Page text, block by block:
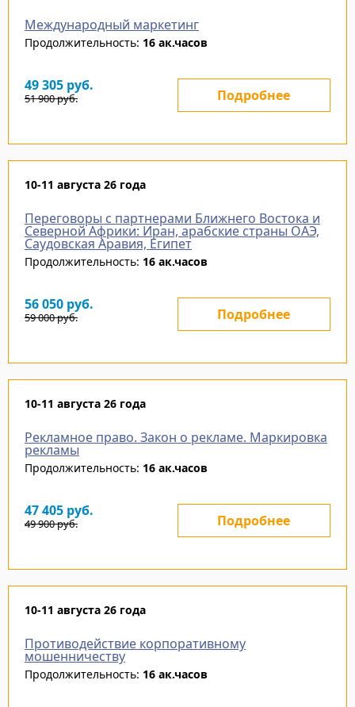
Международный маркетинг
Продолжительность: 16 ак.часов
49 305 руб.
51 900руб. Подробнее
10-11 августа 26 года
Переговоры с партнерами Ближнего Востока и
Северной Африки: Иран, арабские страны ОАЭ,
Саудовская Аравия, Египет
Продолжительность: 16 ак.часов
56 050 руб.
59 000руб. Подробнее
10-11 августа 26 года
Рекламное право. Закон о рекламе. Маркировка
рекламы
Продолжительность: 16 ак.часов
47 405 руб.
49 900руб. Подробнее
10-11 августа 26 года
Противодействие корпоративному
мошенничеству
Продолжительность: 16 ак.часов